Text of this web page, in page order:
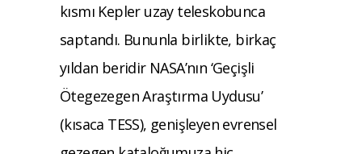
kısmı Kepler uzay teleskobunca
saptandı. Bununla birlikte, birkaç
yıldan beridir NASA’nın ‘Geçişli
Ötegezegen Araştırma Uydusu’
(kısaca TESS), genişleyen evrensel